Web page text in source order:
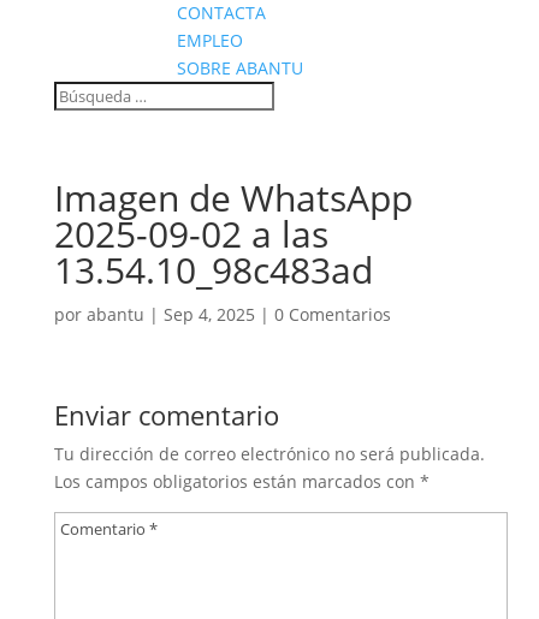
CONTACTA
EMPLEO
SOBRE ABANTU
Imagen de WhatsApp
2025-09-02 a las
13.54.10_98c483ad
por abantu | Sep 4, 2025 | 0 Comentarios
Enviar comentario
Tu dirección de correo electrónico no será publicada.
Los campos obligatorios están marcados con *